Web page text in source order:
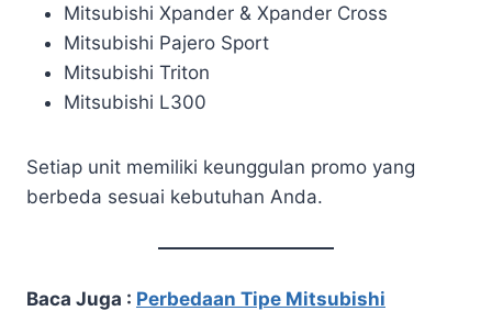
Mitsubishi Xpander & Xpander Cross
Mitsubishi Pajero Sport
Mitsubishi Triton
Mitsubishi L300
Setiap unit memiliki keunggulan promo yang
berbeda sesuai kebutuhan Anda.
Baca Juga : Perbedaan Tipe Mitsubishi